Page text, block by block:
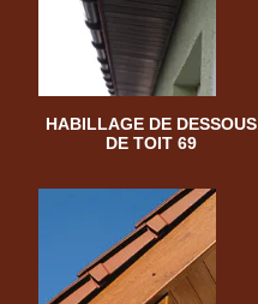
HABILLAGE DE DESSOUS
DE TOIT 69